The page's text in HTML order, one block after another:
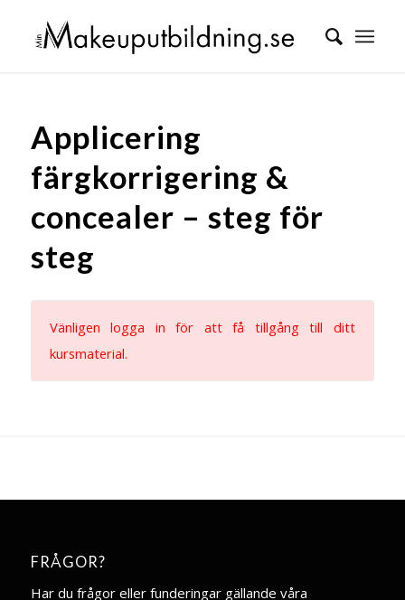
Applicering
färgkorrigering &
concealer – steg för
steg
Vänligen logga in för att få tillgång till ditt
kursmaterial.
FRÅGOR?
Har du frågor eller funderingar gällande våra